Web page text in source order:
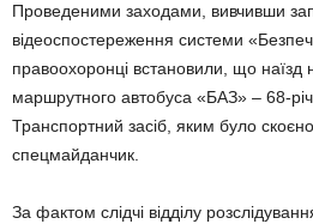
Проведеними заходами, вивчивши
відеоспостереження системи
правоохоронці встановили, що наїзд
маршрутного автобуса «БАЗ» – 68-
Транспортний засіб, яким було
спецмайданчик.
За фактом слідчі відділу